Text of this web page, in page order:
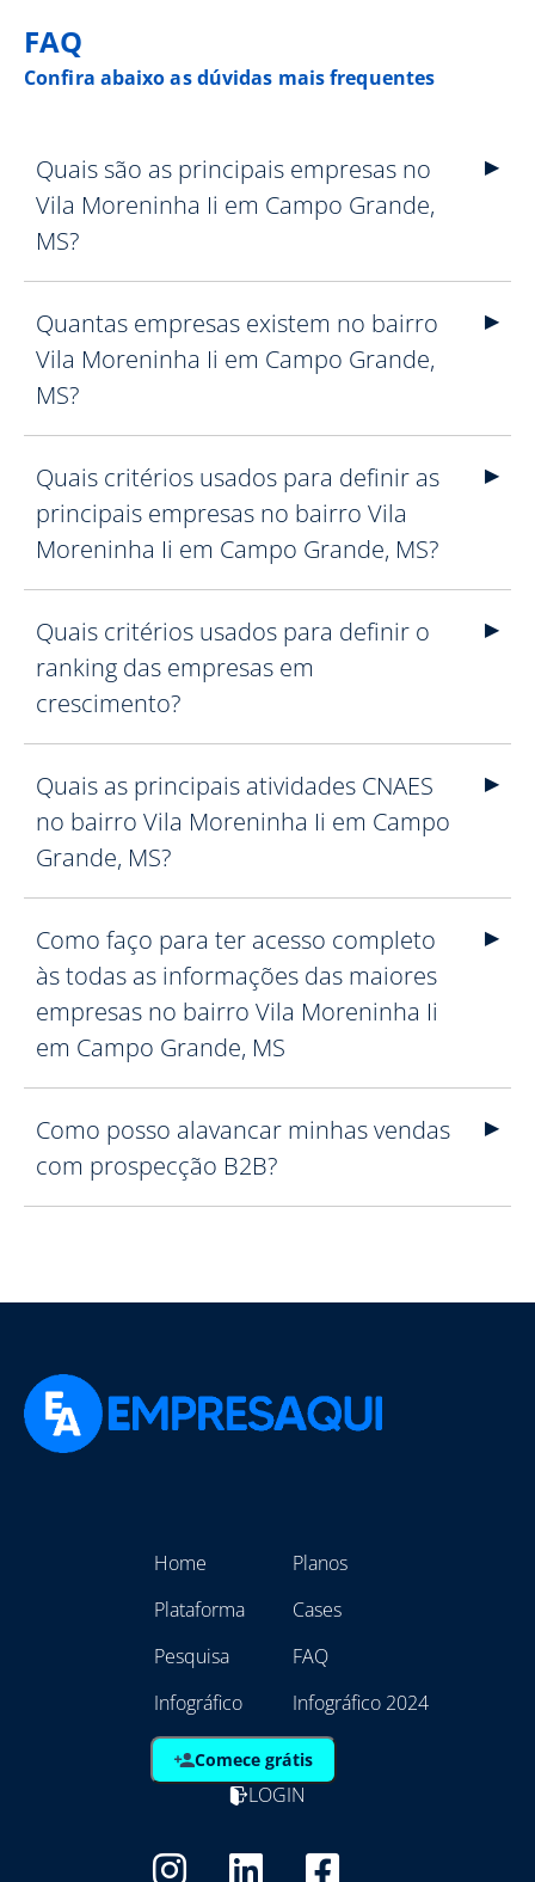
FAQ
Confira abaixo as dúvidas mais frequentes
Quais são as principais empresas no
Vila Moreninha Ii em Campo Grande,
MS?
Quantas empresas existem no bairro
Vila Moreninha Ii em Campo Grande,
MS?
Quais critérios usados para definir as
principais empresas no bairro Vila
Moreninha Ii em Campo Grande, MS?
Quais critérios usados para definir o
ranking das empresas em
crescimento?
Quais as principais atividades CNAES
no bairro Vila Moreninha Ii em Campo
Grande, MS?
Como faço para ter acesso completo
às todas as informações das maiores
empresas no bairro Vila Moreninha Ii
em Campo Grande, MS
Como posso alavancar minhas vendas
com prospecção B2B?
Home
Plataforma
Pesquisa
Infográfico
Planos
Cases
FAQ
Infográfico 2024
Comece grátis
LOGIN